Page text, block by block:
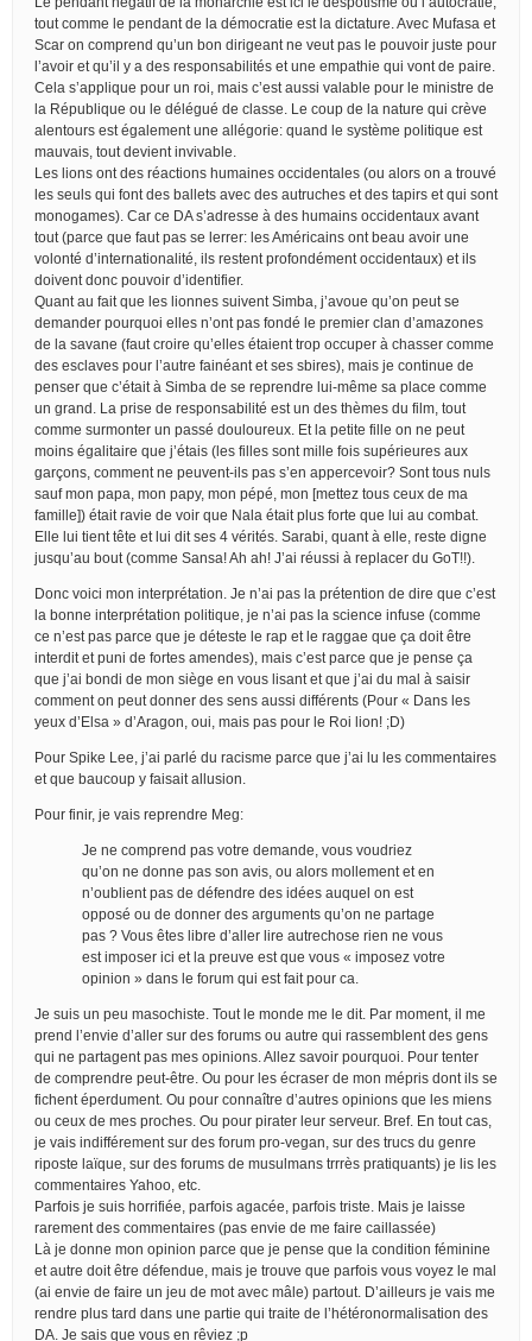
tout comme le pendant de la démocratie est la dictature. Avec Mufasa et
Scar on comprend qu’un bon dirigeant ne veut pas le pouvoir juste pour
l’avoir et qu’il y a des responsabilités et une empathie qui vont de paire.
Cela s’applique pour un roi, mais c’est aussi valable pour le ministre de
la République ou le délégué de classe. Le coup de la nature qui crève
alentours est également une allégorie: quand le système politique est
mauvais, tout devient invivable.
Les lions ont des réactions humaines occidentales (ou alors on a trouvé
les seuls qui font des ballets avec des autruches et des tapirs et qui sont
monogames). Car ce DA s’adresse à des humains occidentaux avant
tout (parce que faut pas se lerrer: les Américains ont beau avoir une
volonté d’internationalité, ils restent profondément occidentaux) et ils
doivent donc pouvoir d’identifier.
Quant au fait que les lionnes suivent Simba, j’avoue qu’on peut se
demander pourquoi elles n’ont pas fondé le premier clan d’amazones
de la savane (faut croire qu’elles étaient trop occuper à chasser comme
des esclaves pour l’autre fainéant et ses sbires), mais je continue de
penser que c’était à Simba de se reprendre lui-même sa place comme
un grand. La prise de responsabilité est un des thèmes du film, tout
comme surmonter un passé douloureux. Et la petite fille on ne peut
moins égalitaire que j’étais (les filles sont mille fois supérieures aux
garçons, comment ne peuvent-ils pas s’en appercevoir? Sont tous nuls
sauf mon papa, mon papy, mon pépé, mon [mettez tous ceux de ma
famille]) était ravie de voir que Nala était plus forte que lui au combat.
Elle lui tient tête et lui dit ses 4 vérités. Sarabi, quant à elle, reste digne
jusqu’au bout (comme Sansa! Ah ah! J’ai réussi à replacer du GoT!!).
Donc voici mon interprétation. Je n’ai pas la prétention de dire que c’est
la bonne interprétation politique, je n’ai pas la science infuse (comme
ce n’est pas parce que je déteste le rap et le raggae que ça doit être
interdit et puni de fortes amendes), mais c’est parce que je pense ça
que j’ai bondi de mon siège en vous lisant et que j’ai du mal à saisir
comment on peut donner des sens aussi différents (Pour « Dans les
yeux d’Elsa » d’Aragon, oui, mais pas pour le Roi lion! ;D)
Pour Spike Lee, j’ai parlé du racisme parce que j’ai lu les commentaires
et que baucoup y faisait allusion.
Pour finir, je vais reprendre Meg:
Je ne comprend pas votre demande, vous voudriez
qu’on ne donne pas son avis, ou alors mollement et en
n’oublient pas de défendre des idées auquel on est
opposé ou de donner des arguments qu’on ne partage
pas ? Vous êtes libre d’aller lire autrechose rien ne vous
est imposer ici et la preuve est que vous « imposez votre
opinion » dans le forum qui est fait pour ca.
Je suis un peu masochiste. Tout le monde me le dit. Par moment, il me
prend l’envie d’aller sur des forums ou autre qui rassemblent des gens
qui ne partagent pas mes opinions. Allez savoir pourquoi. Pour tenter
de comprendre peut-être. Ou pour les écraser de mon mépris dont ils se
fichent éperdument. Ou pour connaître d’autres opinions que les miens
ou ceux de mes proches. Ou pour pirater leur serveur. Bref. En tout cas,
je vais indifférement sur des forum pro-vegan, sur des trucs du genre
riposte laïque, sur des forums de musulmans trrrès pratiquants) je lis les
commentaires Yahoo, etc.
Parfois je suis horrifiée, parfois agacée, parfois triste. Mais je laisse
rarement des commentaires (pas envie de me faire caillassée)
Là je donne mon opinion parce que je pense que la condition féminine
et autre doit être défendue, mais je trouve que parfois vous voyez le mal
(ai envie de faire un jeu de mot avec mâle) partout. D’ailleurs je vais me
rendre plus tard dans une partie qui traite de l’hétéronormalisation des
DA. Je sais que vous en rêviez ;p